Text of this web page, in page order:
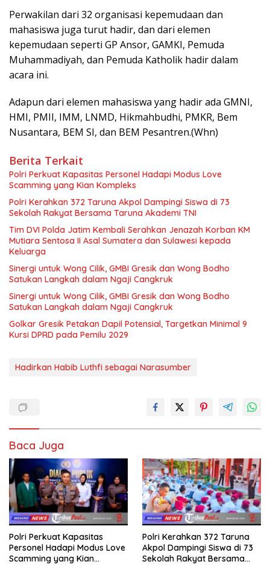
Perwakilan dari 32 organisasi kepemudaan dan
mahasiswa juga turut hadir, dan dari elemen
kepemudaan seperti GP Ansor, GAMKI, Pemuda
Muhammadiyah, dan Pemuda Katholik hadir dalam
acara ini.
Adapun dari elemen mahasiswa yang hadir ada GMNI,
HMI, PMII, IMM, LNMD, Hikmahbudhi, PMKR, Bem
Nusantara, BEM SI, dan BEM Pesantren.(Whn)
Berita Terkait
Polri Perkuat Kapasitas Personel Hadapi Modus Love
Scamming yang Kian Kompleks
Polri Kerahkan 372 Taruna Akpol Dampingi Siswa di 73
Sekolah Rakyat Bersama Taruna Akademi TNI
Tim DVI Polda Jatim Kembali Serahkan Jenazah Korban KM
Mutiara Sentosa II Asal Sumatera dan Sulawesi kepada
Keluarga
Sinergi untuk Wong Cilik, GMBI Gresik dan Wong Bodho
Satukan Langkah dalam Ngaji Cangkruk
Sinergi untuk Wong Cilik, GMBI Gresik dan Wong Bodho
Satukan Langkah dalam Ngaji Cangkruk
Golkar Gresik Petakan Dapil Potensial, Targetkan Minimal 9
Kursi DPRD pada Pemilu 2029
Hadirkan Habib Luthfi sebagai Narasumber
Baca Juga
Polri Perkuat Kapasitas
Personel Hadapi Modus Love
Scamming yang Kian
Polri Kerahkan 372 Taruna
Akpol Dampingi Siswa di 73
Sekolah Rakyat Bersama